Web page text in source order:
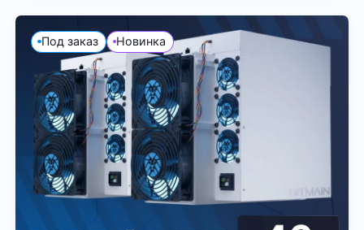
Под заказ Новинка